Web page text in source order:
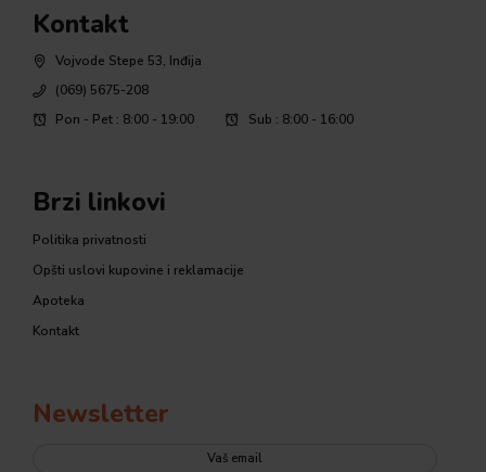
Kontakt
Vojvode Stepe 53, Inđija
(069) 5675-208
Pon - Pet : 8:00 - 19:00
Sub : 8:00 - 16:00
Brzi linkovi
Politika privatnosti
Opšti uslovi kupovine i reklamacije
Apoteka
Kontakt
Newsletter